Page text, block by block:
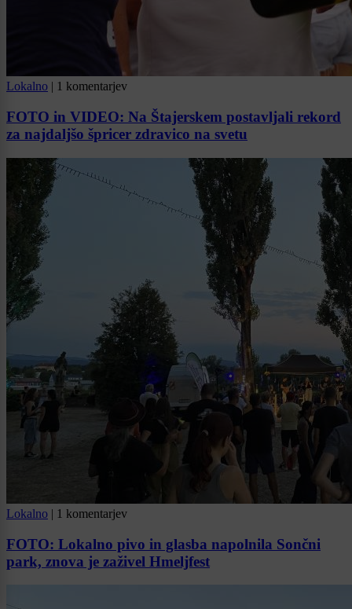
Lokalno 1 komentarjev
FOTO in VIDEO: Na Štajerskem postavljali rekord
za najdaljšo špricer zdravico na svetu
Lokalno | 1 komentarjev
FOTO: Lokalno pivo in glasba napolnila Sončni
park, znova je zaživel Hmeljfest